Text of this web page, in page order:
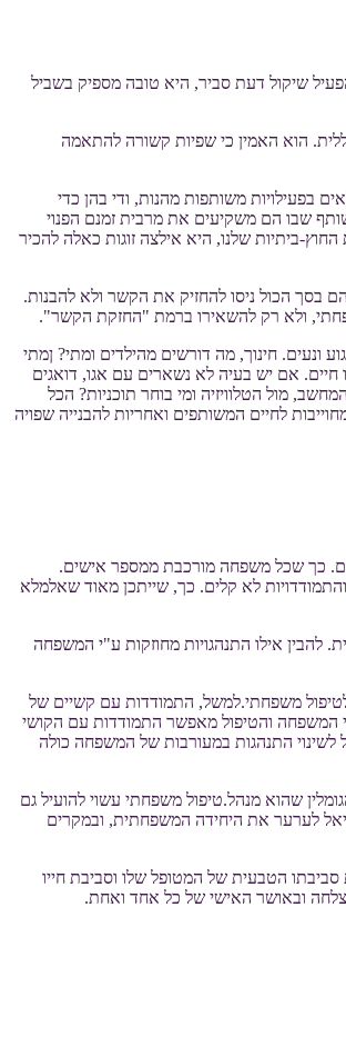
שיקול דעת סביר, היא טובה מספיק בשביל
הוא האמין כי שפיות קשורה להתאמה
בנו. חיינו מלאים בפעילויות משותפות מהנות, ודי בהן כדי
שבו הם משקיעים את מרבית זמנם הפנוי
ביתיות שלנו, היא אילצה זוגות כאלה להכיר
בסך הכול ניסו להחזיק את הקשר ולא להבנות.
ולא רק להשאירו ברמת "החזקת הקשר".
ונעים. חינוך, מה דורשים מהילדים ומתי? ןמתי
אם יש בעיה לא נשארים עם אגו, דואגים
מול הטלוויזיה ומי בוחר תוכניות? הכל
לחיים המשותפים ואחריות להבנייה שפויה
כך שכל משפחה מורכבת ממספר אישים.
לא קלים. כך, שייתכן מאוד שאלמלא
אילו התנהגויות מחוזקות ע"י המשפחה
משפחתי.למשל, התמודדות עם קשיים של
המשפחה והטיפול מאפשר התמודדות עם הקושי
התנהגות במעורבות של המשפחה כולה
שהוא מנהל.טיפול משפחתי עשוי להועיל גם
לערער את היחידה המשפחתית, ובמקרים
הטבעית של המטופל שלו וסביבת חייו
ובאושר האישי של כל אחד ואחת.